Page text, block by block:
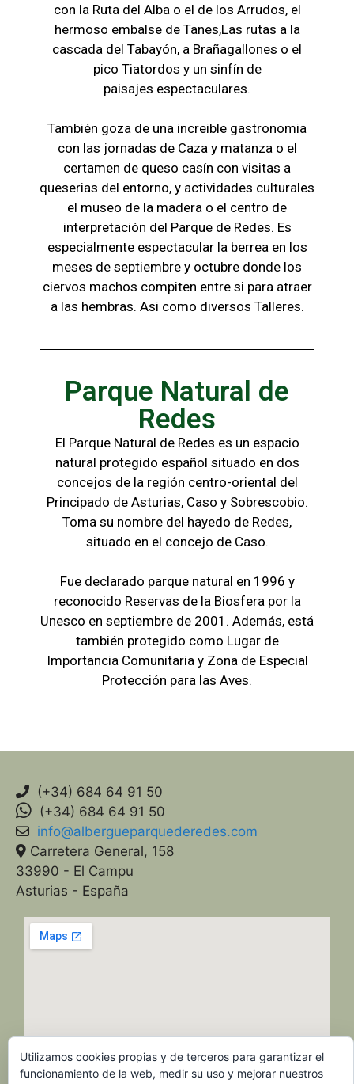
con la Ruta del Alba o el de los Arrudos, el
hermoso embalse de Tanes,Las rutas a la
cascada del Tabayón, a Brañagallones o el
pico Tiatordos y un sinfín de
paisajes espectaculares.
También goza de una increible gastronomia
con las jornadas de Caza y matanza o el
certamen de queso casín con visitas a
queserias del entorno, y actividades culturales
el museo de la madera o el centro de
interpretación del Parque de Redes. Es
especialmente espectacular la berrea en los
meses de septiembre y octubre donde los
ciervos machos compiten entre si para atraer
a las hembras. Asi como diversos Talleres.
Parque Natural de
Redes
El Parque Natural de Redes es un espacio
natural protegido español situado en dos
concejos de la región centro-oriental del
Principado de Asturias, Caso y Sobrescobio.
Toma su nombre del hayedo de Redes,
situado en el concejo de Caso.
Fue declarado parque natural en 1996 y
reconocido Reservas de la Biosfera por la
Unesco en septiembre de 2001. Además, está
también protegido como Lugar de
Importancia Comunitaria y Zona de Especial
Protección para las Aves.
(+34) 684 64 91 50
(+34) 684 64 91 50
info@albergueparquederedes.com
Carretera General, 158
33990 - El Campu
Asturias - España
Utilizamos cookies propias y de terceros para garantizar el
funcionamiento de la web, medir su uso y mejorar nuestros